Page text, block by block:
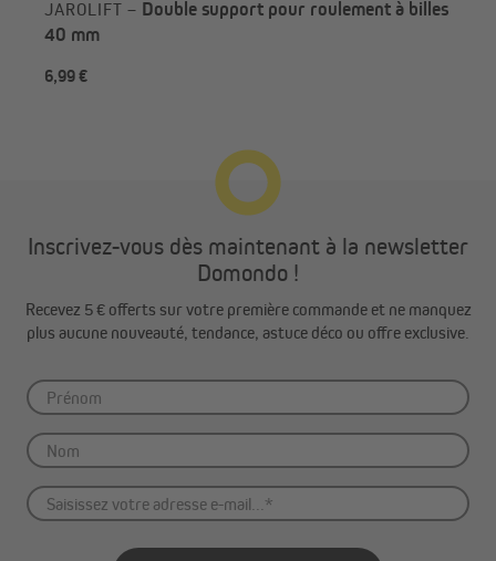
JAROLIFT – Double support pour roulement à billes
40 mm
6,99 €
Inscrivez-vous dès maintenant à la newsletter
Domondo !
Recevez 5 € offerts sur votre première commande et ne manquez
plus aucune nouveauté, tendance, astuce déco ou offre exclusive.